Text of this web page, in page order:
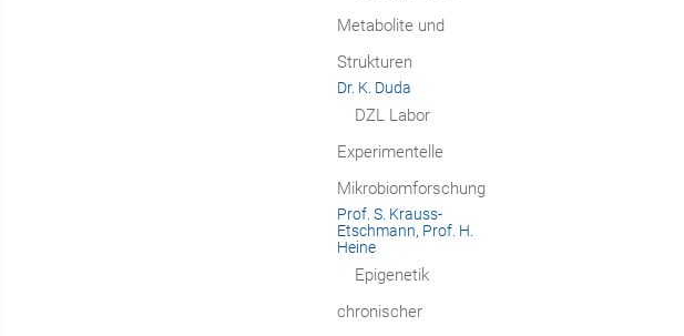
Metabolite und
Strukturen
Dr. K. Duda
DZL Labor
Experimentelle
Mikrobiomforschung
Prof. S. Krauss-
Etschmann, Prof. H.
Heine
Epigenetik
chronischer